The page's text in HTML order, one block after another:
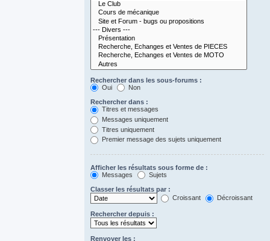
Rechercher dans les sous-forums :
Oui
Non
Rechercher dans :
Titres et messages
Messages uniquement
Titres uniquement
Premier message des sujets uniquement
Afficher les résultats sous forme de :
Messages
Sujets
Classer les résultats par :
Croissant
Décroissant
Rechercher depuis :
Renvoyer les :